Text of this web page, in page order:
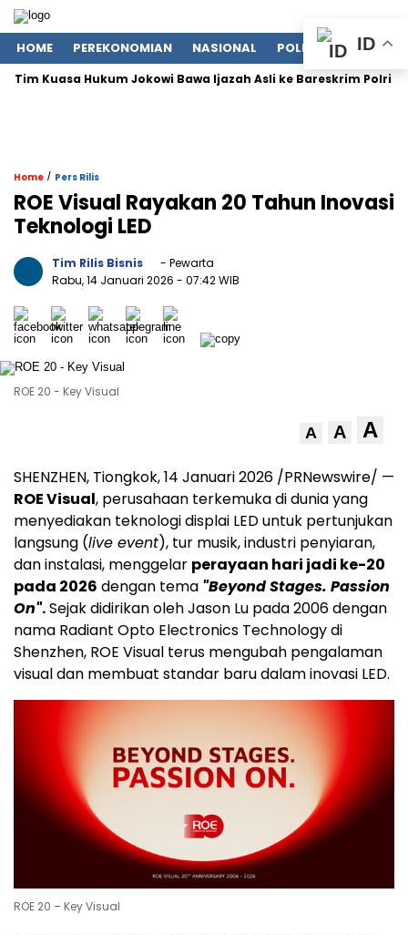
HOME PEREKONOMIAN NASIONAL POLITIK LIFESTYLE
Kuasa Hukum Jokowi Bawa Ijazah Asli ke Bareskrim Polri
Home / Pers Rilis
ROE Visual Rayakan 20 Tahun Inovasi
Teknologi LED
Tim Rilis Bisnis
- Pewarta
Rabu, 14 Januari 2026 - 07:42 WIB
ROE 20 - Key Visual
A A A
SHENZHEN, Tiongkok, 14 Januari 2026 /PRNewswire/ —
ROE Visual, perusahaan terkemuka di dunia yang
menyediakan teknologi displai LED untuk pertunjukan
langsung (live event), tur musik, industri penyiaran,
dan instalasi, menggelar perayaan hari jadi ke-20
pada 2026 dengan tema "Beyond Stages. Passion
On".Sejak didirikan oleh Jason Lu pada 2006 dengan
nama Radiant Opto Electronics Technology di
Shenzhen, ROE Visual terus mengubah pengalaman
visual dan membuat standar baru dalam inovasi LED.
ROE 20 – Key Visual
ID